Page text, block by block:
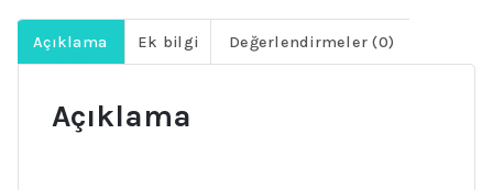
Açıklama Ek bilgi Değerlendirmeler (0)
Açıklama